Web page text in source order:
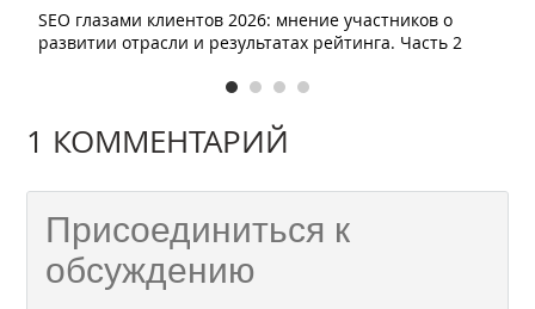
SEO глазами клиентов 2026: мнение участников о
развитии отрасли и результатах рейтинга. Часть 2
1 КОММЕНТАРИЙ